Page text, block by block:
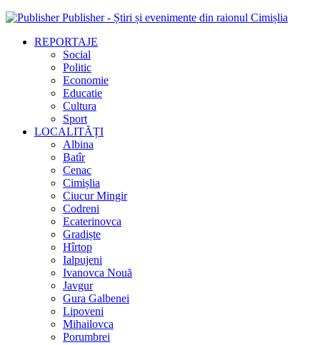
Publisher - Știri și evenimente din raionul Cimișlia
REPORTAJE
Social
Politic
Economie
Educatie
Cultura
Sport
LOCALITĂȚI
Albina
Batîr
Cenac
Cimișlia
Ciucur Mingir
Codreni
Ecaterinovca
Gradiște
Hîrtop
Ialpujeni
Ivanovca Nouă
Javgur
Gura Galbenei
Lipoveni
Mihailovca
Porumbrei